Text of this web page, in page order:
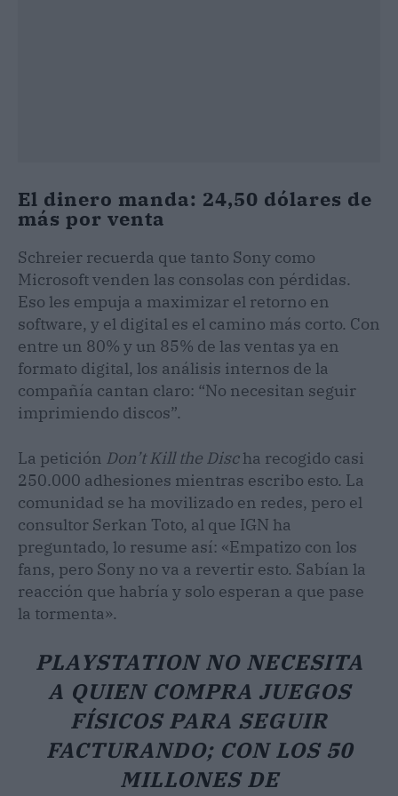
El dinero manda: 24,50 dólares de
más por venta
Schreier recuerda que tanto Sony como
Microsoft venden las consolas con pérdidas.
Eso les empuja a maximizar el retorno en
software, y el digital es el camino más corto. Con
entre un 80% y un 85% de las ventas ya en
formato digital, los análisis internos de la
compañía cantan claro: “No necesitan seguir
imprimiendo discos”.
La petición Don’t Kill the Discha recogido casi
250.000 adhesiones mientras escribo esto. La
comunidad se ha movilizado en redes, pero el
consultor Serkan Toto, al que IGN ha
preguntado, lo resume así: «Empatizo con los
fans, pero Sony no va a revertir esto. Sabían la
reacción que habría y solo esperan a que pase
la tormenta».
PLAYSTATION NO NECESITA
A QUIEN COMPRA JUEGOS
FÍSICOS PARA SEGUIR
FACTURANDO; CON LOS 50
MILLONES DE